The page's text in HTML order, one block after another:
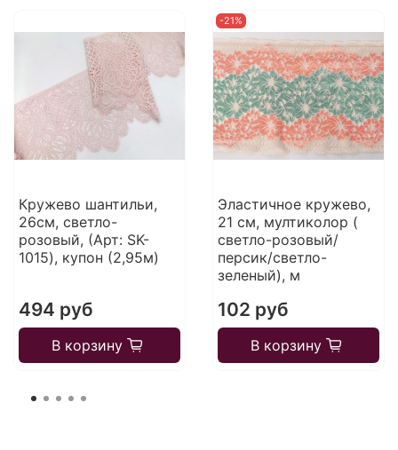
Кружево шантильи,
26см, светло-
розовый, (Арт: SK-
1015), купон (2,95м)
494 руб
В корзину
-21%
Эластичное кружево,
21 см, мултиколор (
светло-розовый/
персик/светло-
зеленый), м
102 руб
В корзину